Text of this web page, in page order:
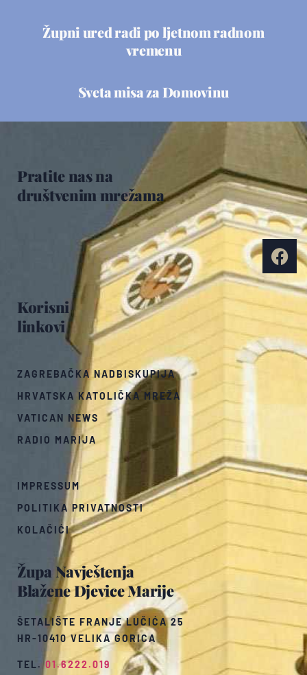
Župni ured radi po ljetnom radnom
vremenu
Sveta misa za Domovinu
Župa Navještenja
Blažene Djevice Marije
ŠETALIŠTE FRANJE LUČIĆA 25
HR-10410 VELIKA GORICA
TEL.01.6222.019
Korisni
linkovi
ZAGREBAČKA NADBISKUPIJA
HRVATSKA KATOLIČKA MREŽA
VATICAN NEWS
RADIO MARIJA
IMPRESSUM
POLITIKA PRIVATNOSTI
KOLAČIĆI
Pratite nas na
društvenim mrežama